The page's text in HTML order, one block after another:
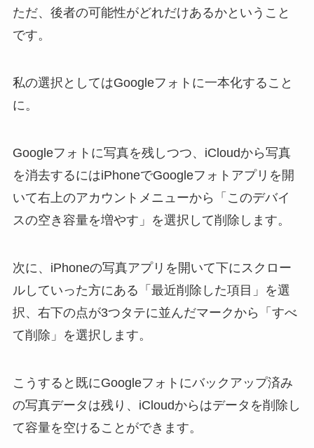
ただ、後者の可能性がどれだけあるかということ
です。
私の選択としてはGoogleフォトに一本化すること
に。
Googleフォトに写真を残しつつ、iCloudから写真
を消去するにはiPhoneでGoogleフォトアプリを開
いて右上のアカウントメニューから「このデバイ
スの空き容量を増やす」を選択して削除します。
次に、iPhoneの写真アプリを開いて下にスクロー
ルしていった方にある「最近削除した項目」を選
択、右下の点が3つタテに並んだマークから「すべ
て削除」を選択します。
こうすると既にGoogleフォトにバックアップ済み
の写真データは残り、iCloudからはデータを削除し
て容量を空けることができます。